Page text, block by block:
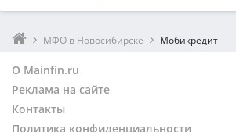
МФО в Новосибирске Мобикредит
О Mainfin.ru
Реклама на сайте
Контакты
Политика конфиденциальности